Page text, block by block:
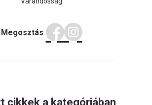
Megosztás
cikkek a kategóriában